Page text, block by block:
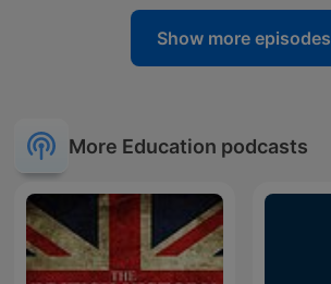
Show more episodes
More Education podcasts